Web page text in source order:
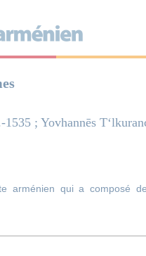
1535 ; Yovhannēs
arménien qui a composé